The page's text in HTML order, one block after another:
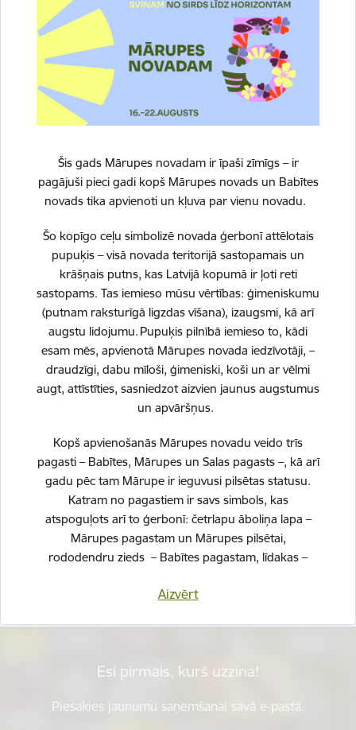
Šis gads Mārupes novadam ir īpaši zīmīgs – ir
pagājuši pieci gadi kopš Mārupes novads un Babītes
novads tika apvienoti un kļuva par vienu novadu.
Šo kopīgo ceļu simbolizē novada ģerbonī attēlotais
pupuķis – visā novada teritorijā sastopamais un
krāšņais putns, kas Latvijā kopumā ir ļoti reti
sastopams. Tas iemieso mūsu vērtības: ģimeniskumu
(putnam raksturīgā ligzdas vīšana), izaugsmi, kā arī
augstu lidojumu. Pupuķis pilnībā iemieso to, kādi
esam mēs, apvienotā Mārupes novada iedzīvotāji, –
draudzīgi, dabu mīloši, ģimeniski, koši un ar vēlmi
augt, attīstīties, sasniedzot aizvien jaunus augstumus
un apvāršņus.
Kopš apvienošanās Mārupes novadu veido trīs
pagasti – Babītes, Mārupes un Salas pagasts –, kā arī
gadu pēc tam Mārupe ir ieguvusi pilsētas statusu.
Katram no pagastiem ir savs simbols, kas
atspoguļots arī to ģerbonī: četrlapu āboliņa lapa –
Mārupes pagastam un Mārupes pilsētai,
rododendru zieds – Babītes pagastam, līdakas –
simbolus vienotā, stilizētā vizuālā rakstā – kā stāstu
veidojam vienotu, košu un pilnīgu novadu.
SVĒTKU PROGRAMMA
Aizvērt
Skatīt vairāk
Atbalstīto ideju realizācijas gaita
Skatīt vairāk
Drukāt lapu
Dalīties
Vai šī informācija bija noderīga?
Esi pirmais, kurš uzzina!
Piesakies jaunumu saņemšanai savā e-pastā.